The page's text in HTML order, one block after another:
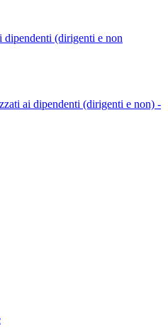
(dirigenti e non
ai dipendenti (dirigenti e non) -